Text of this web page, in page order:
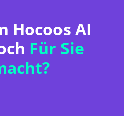
Hocoos AI
Für Sie